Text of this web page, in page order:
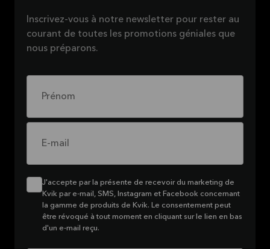
Inscrivez-vous à notre newsletter pour rester au
courant de toutes les promotions géniales que
nous préparons.
Prénom
E-mail
J'accepte par la présente de recevoir du marketing de
Kvik par e-mail, SMS, Instagram et Facebook concernant
la gamme de produits de Kvik. Le consentement peut
être révoqué à tout moment en cliquant sur le lien en bas
d'un e-mail reçu.